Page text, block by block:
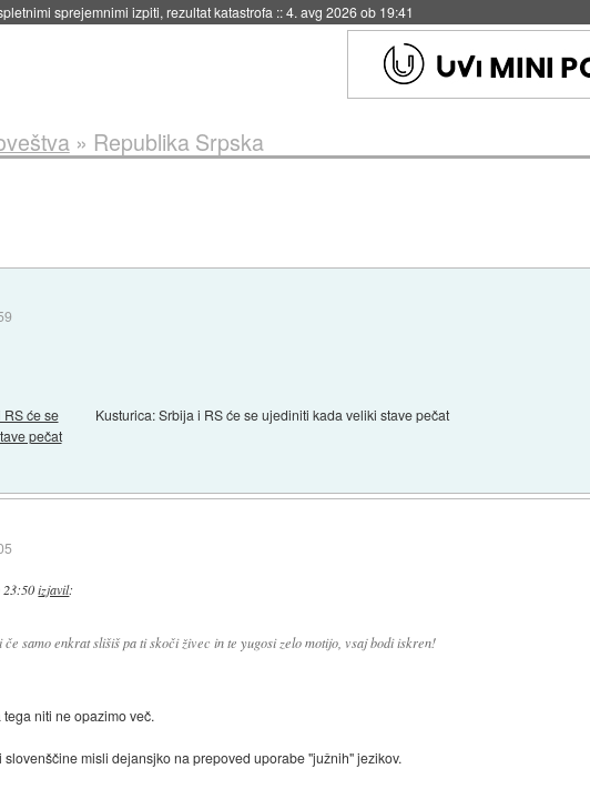
sprejemnimi izpiti, rezultat katastrofa ::4. avg 2026 ob 19:41
» Republika Srpska
Kusturica: Srbija i RS će se ujediniti kada veliki stave pečat
23:50 izjavil:
če samo enkrat slišiš pa ti skoči živec in te yugosi zelo motijo, vsaj bodi iskren!
niti ne opazimo več.
misli dejansjko na prepoved uporabe "južnih" jezikov.